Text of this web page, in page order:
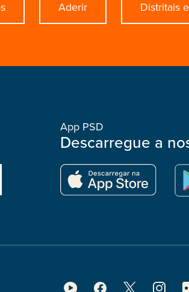
Aderir Distritais
App PSD
Descarregue a